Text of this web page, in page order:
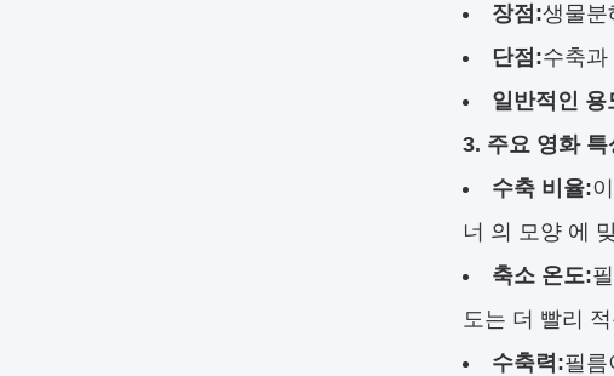
장점:생물분
단점:수축
일반적인 용
3. 주요 영화 특
수축 비율:
너 의 모양 에
축소 온도:
도는 더 빨리
수축력:필름